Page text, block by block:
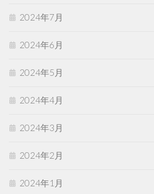
2024年7月
2024年6月
2024年5月
2024年4月
2024年3月
2024年2月
2024年1月